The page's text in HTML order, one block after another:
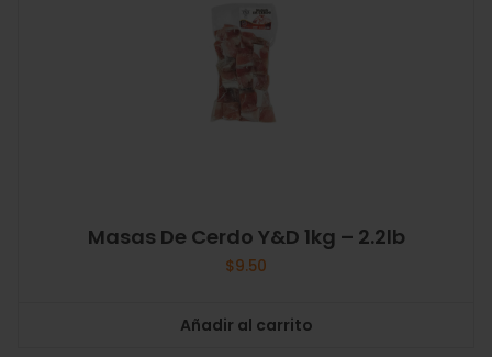
Masas De Cerdo Y&D 1kg – 2.2lb
$9.50
Añadir al carrito